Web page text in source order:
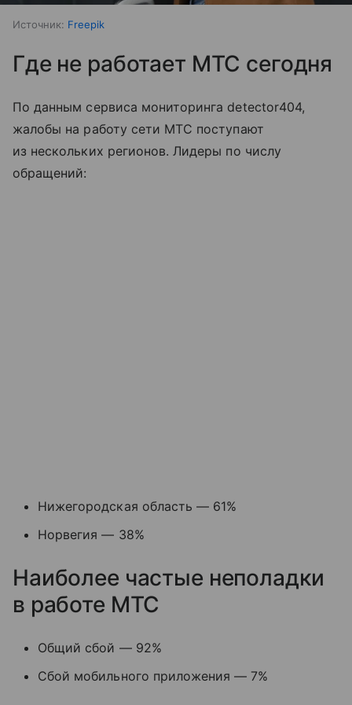
Источник: Freepik
Где не работает МТС сегодня
По данным сервиса мониторинга detector404,
жалобы на работу сети МТС поступают
из нескольких регионов. Лидеры по числу
обращений:
Нижегородская область — 61%
Норвегия — 38%
Наиболее частые неполадки
в работе МТС
Общий сбой — 92%
Сбой мобильного приложения — 7%